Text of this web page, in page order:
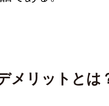
メリットとは